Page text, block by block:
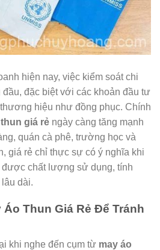
hiện nay, việc kiểm soát chi
đặc biệt với các khoản đầu tư
hiệu như đồng phục. Chính
giá rẻ ngày càng tăng mạnh
quán cà phê, trường học và
giá rẻ chỉ thực sự có ý nghĩa khi
được chất lượng sử dụng, tính
dài.
Thun Giá Rẻ Để Tránh
khi nghe đến cụm từ may áo